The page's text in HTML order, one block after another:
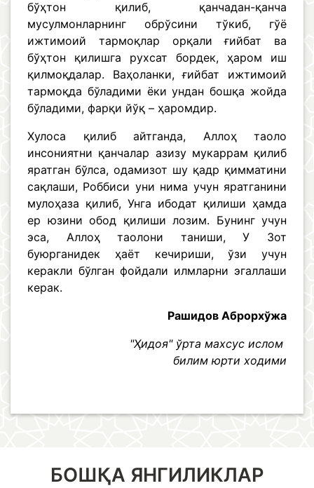
бўҳтон қилиб, қанчадан-қанча
мусулмонларнинг обрўсини тўкиб, гўё
ижтимоий тармоқлар орқали ғийбат ва
бўҳтон қилишга рухсат бордек, ҳаром иш
қилмоқдалар. Ваҳоланки, ғийбат ижтимоий
тармоқда бўладими ёки ундан бошқа жойда
бўладими, фарқи йўқ – ҳаромдир.
Хулоса қилиб айтганда, Аллоҳ таоло
инсониятни қанчалар азизу мукаррам қилиб
яратган бўлса, одамизот шу қадр қимматини
сақлаши, Роббиси уни нима учун яратганини
мулоҳаза қилиб, Унга ибодат қилиши ҳамда
ер юзини обод қилиши лозим. Бунинг учун
эса, Аллоҳ таолони таниши, У Зот
буюрганидек ҳаёт кечириши, ўзи учун
керакли бўлган фойдали илмларни эгаллаши
керак.
Рашидов Аброрхўжа
"Ҳидоя" ўрта махсус ислом
билим юрти ходими
БОШҚА ЯНГИЛИКЛАР